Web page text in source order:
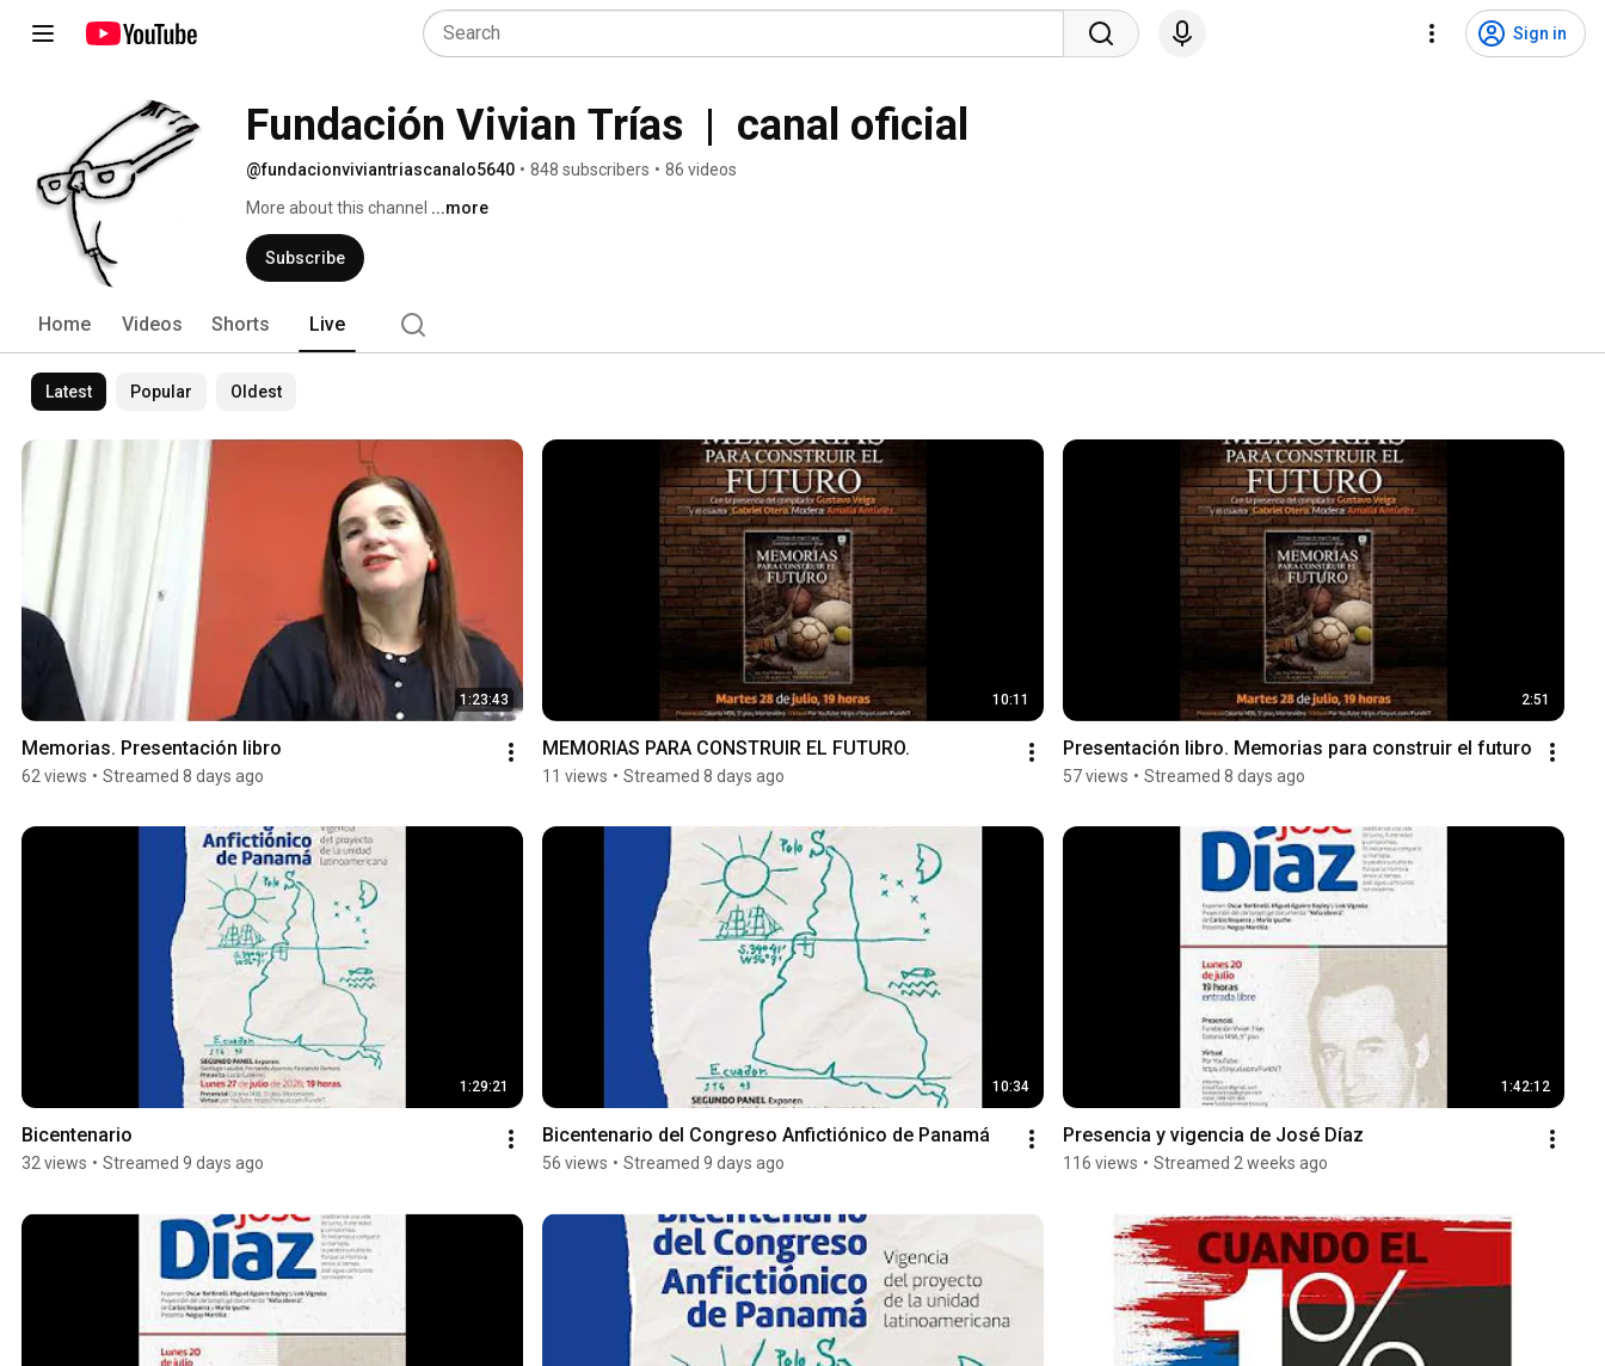
Sign in
Fundación Vivian Trías  |  canal oficial
@fundacionviviantriascanalo5640 • 848 subscribers • 86 videos
More about this channel ...more
Subscribe
Home Videos Shorts Live
Latest Popular Oldest
1:23:43
Memorias. Presentación libro
62 views • Streamed 8 days ago
10:11
MEMORIAS PARA CONSTRUIR EL FUTURO.
11 views • Streamed 8 days ago
2:51
Presentación libro. Memorias para construir el futuro
57 views • Streamed 8 days ago
1:29:21
Bicentenario
32 views • Streamed 9 days ago
10:34
Bicentenario del Congreso Anfictiónico de Panamá
56 views • Streamed 9 days ago
1:42:12
Presencia y vigencia de José Díaz
116 views • Streamed 2 weeks ago